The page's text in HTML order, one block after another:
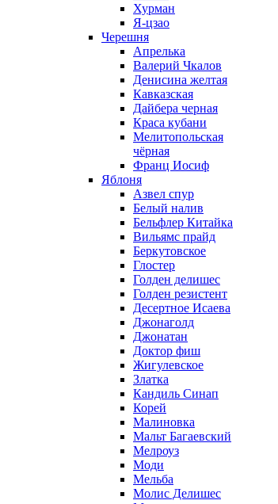
Хурман
Я-цзао
Черешня
Апрелька
Валерий Чкалов
Денисина желтая
Кавказская
Дайбера черная
Краса кубани
Мелитопольская
чёрная
Франц Иосиф
Яблоня
Азвел спур
Белый налив
Бельфлер Китайка
Вильямс прайд
Беркутовское
Глостер
Голден делишес
Голден резистент
Десертное Исаева
Джонаголд
Джонатан
Доктор фиш
Жигулевское
Златка
Кандиль Синап
Корей
Малиновка
Мальт Багаевский
Мелроуз
Моди
Мельба
Молис Делишес